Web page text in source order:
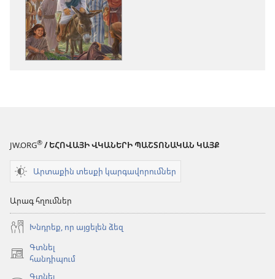
JW.ORG® / ԵՀՈՎԱՅԻ ՎԿԱՆԵՐԻ ՊԱՇՏՈՆԱԿԱՆ ԿԱՅՔ
Արտաքին տեսքի կարգավորումներ
Արագ հղումներ
Խնդրեք, որ այցելեն ձեզ
Գտնել
հանդիպում
(բացվում
Գտնել